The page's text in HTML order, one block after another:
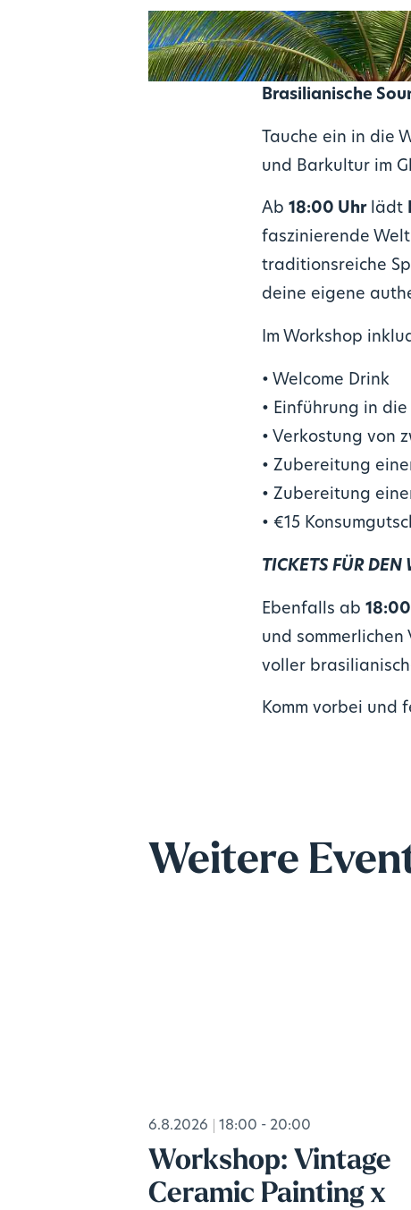
Brasilianische
Tauche ein in die
und Barkultur im
Ab 18:00 Uhrlädt
faszinierende
traditionsreiche
deine eigene
Im Workshop
• Welcome Drink
• Einführung in
• Verkostung von
• Zubereitung
• Zubereitung
• €15
TICKETS FÜR
Ebenfalls ab
und
voller
Komm vorbei und
Weitere
6.8.2026 18:00 - 20:00
Workshop: Vintage
Ceramic Painting x